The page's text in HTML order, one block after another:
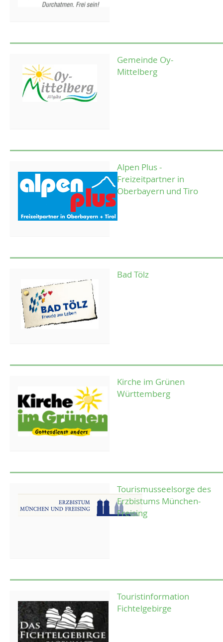
Gemeinde Oy-
Mittelberg
Alpen Plus -
Freizeitpartner in
Oberbayern und Tiro
Bad Tölz
Kirche im Grünen
Württemberg
Tourismusseelsorge des
Erzbistums München-
Freising
Touristinformation
Fichtelgebirge